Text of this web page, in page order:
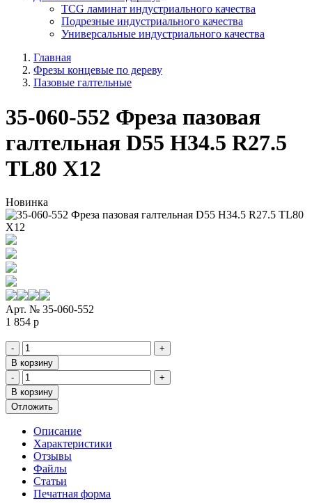
TCG ламинат индустриального качества
Подрезные индустриального качества
Универсальные индустриального качества
Главная
Фрезы концевые по дереву
Пазовые галтельные
35-060-552 Фреза пазовая
галтельная D55 H34.5 R27.5
TL80 X12
Новинка
Арт. № 35-060-552
1 854 p
-
+
В корзину
-
+
В корзину
Отложить
Описание
Характеристики
Отзывы
Файлы
Статьи
Печатная форма